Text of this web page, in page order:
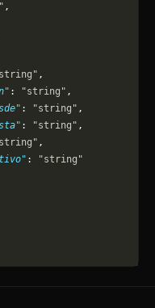
,
,
: "string" ,
: "string" ,
: "string" ,
,
:
"string"